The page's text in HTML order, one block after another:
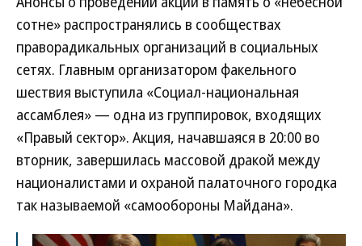
сотне» распространялись в сообществах
праворадикальных организаций в социальных
сетях. Главным организатором факельного
шествия выступила «Социал-национальная
ассамблея» — одна из группировок, входящих
«Правый сектор». Акция, начавшаяся в 20:00 во
вторник, завершилась массовой дракой между
националистами и охраной палаточного городка
так называемой «самообороны Майдана».